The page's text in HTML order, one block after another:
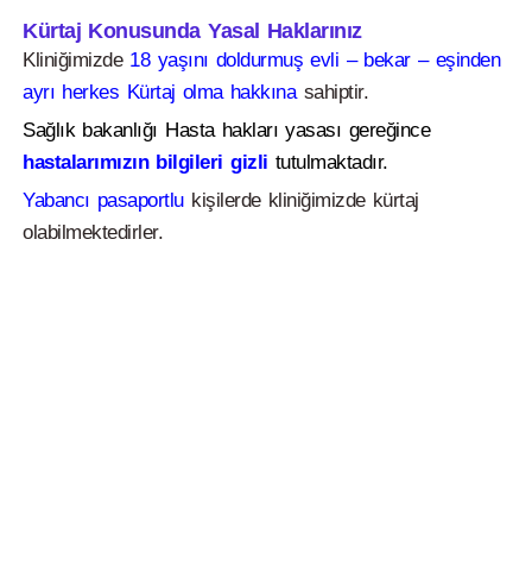
Kürtaj Konusunda Yasal Haklarınız
Kliniğimizde18 yaşını doldurmuş evli – bekar – eşinden
ayrı herkes Kürtaj olma hakkınasahiptir.
Sağlık bakanlığı Hasta hakları yasası gereğince
hastalarımızın bilgileri gizli tutulmaktadır.
Yabancı pasaportlukişilerde kliniğimizde kürtaj
olabilmektedirler.